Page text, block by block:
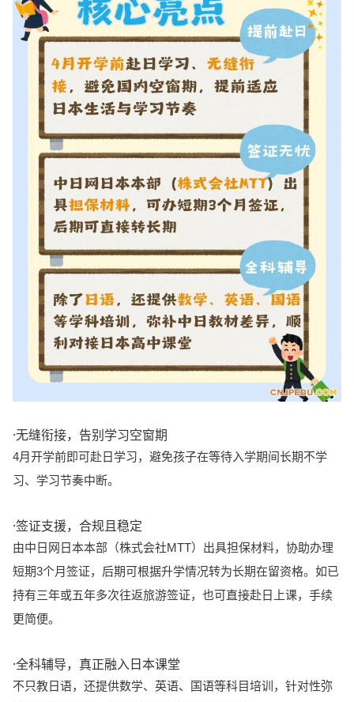
·无缝衔接，告别学习空窗期
4月开学前即可赴日学习，避免孩子在等待入学期间长期不学
习、学习节奏中断。
·签证支援，合规且稳定
由中日网日本本部（株式会社MTT）出具担保材料，协助办理
短期3个月签证，后期可根据升学情况转为长期在留资格。如已
持有三年或五年多次往返旅游签证，也可直接赴日上课，手续
更简便。
·全科辅导，真正融入日本课堂
不只教日语，还提供数学、英语、国语等科目培训，针对性弥